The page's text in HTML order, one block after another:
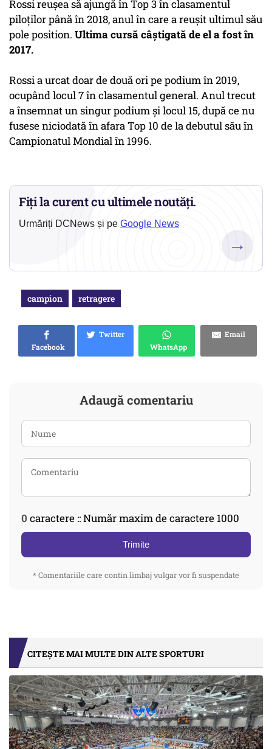
Rossi reuşea să ajungă în Top 3 în clasamentul
piloţilor până în 2018, anul în care a reuşit ultimul său
pole position. Ultima cursă câştigată de el a fost în
2017.
Rossi a urcat doar de două ori pe podium în 2019,
ocupând locul 7 în clasamentul general. Anul trecut
a însemnat un singur podium şi locul 15, după ce nu
fusese niciodată în afara Top 10 de la debutul său în
Campionatul Mondial în 1996.
Fiți la curent cu ultimele noutăți.
Urmăriți DCNews și pe Google News
→
campion retragere
Facebook
Twitter
WhatsApp
Email
Adaugă comentariu
0 caractere :: Număr maxim de caractere 1000
Trimite
* Comentariile care contin limbaj vulgar vor fi suspendate
CITEȘTE MAI MULTE DIN ALTE SPORTURI